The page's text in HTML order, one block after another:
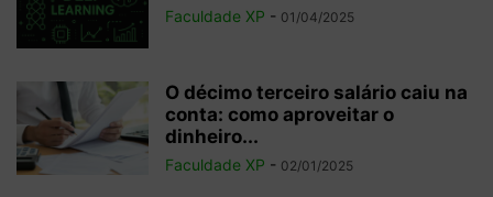
Faculdade XP - 01/04/2025
O décimo terceiro salário caiu na
conta: como aproveitar o
dinheiro...
Faculdade XP - 02/01/2025